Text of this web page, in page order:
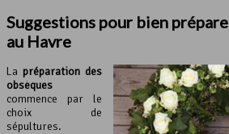
Suggestions pour bien
au Havre
La préparation des
obsèques
commence par le
choix de
sépultures.